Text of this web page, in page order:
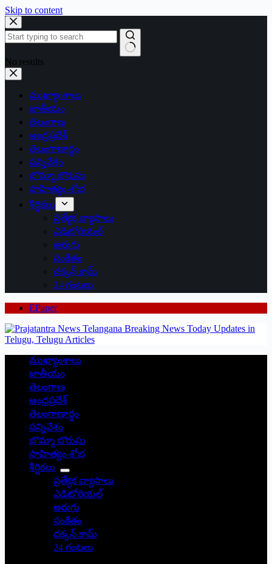
Skip to content
No results
ముఖ్యాంశాలు
జాతీయం
తెలంగాణ
ఆంధ్రప్రదేశ్
తెలంగాణార్థం
సన్నివేశం
బొమ్మా బొరుసు
సాహిత్యం-శోభ
శీర్షికలు
ప్రత్యేక వ్యాసాలు
ఎడిటోరియల్
అరుగు
సంకేతం
దక్కన్.కామ్
24 గంటలు
EPaper
ముఖ్యాంశాలు
జాతీయం
తెలంగాణ
ఆంధ్రప్రదేశ్
తెలంగాణార్థం
సన్నివేశం
బొమ్మా బొరుసు
సాహిత్యం-శోభ
శీర్షికలు
ప్రత్యేక వ్యాసాలు
ఎడిటోరియల్
అరుగు
సంకేతం
దక్కన్.కామ్
24 గంటలు